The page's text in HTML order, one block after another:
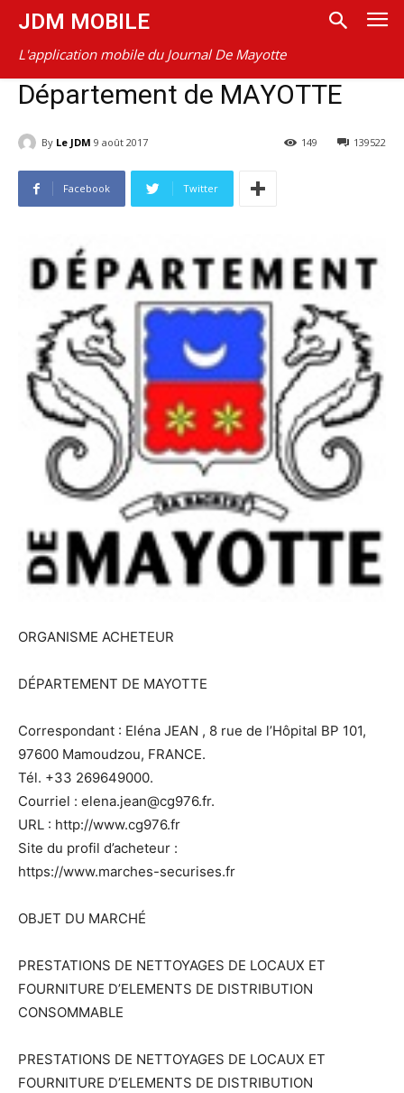
JDM MOBILE
L'application mobile du Journal De Mayotte
Département de MAYOTTE
By Le JDM 9 août 2017 139522
149
Facebook Twitter
ORGANISME ACHETEUR
DÉPARTEMENT DE MAYOTTE
Correspondant : Eléna JEAN , 8 rue de l’Hôpital BP 101,
97600 Mamoudzou, FRANCE.
Tél. +33 269649000.
Courriel : elena.jean@cg976.fr.
URL : http://www.cg976.fr
Site du profil d’acheteur :
https://www.marches-securises.fr
OBJET DU MARCHÉ
PRESTATIONS DE NETTOYAGES DE LOCAUX ET
FOURNITURE D’ELEMENTS DE DISTRIBUTION
CONSOMMABLE
PRESTATIONS DE NETTOYAGES DE LOCAUX ET
FOURNITURE D’ELEMENTS DE DISTRIBUTION